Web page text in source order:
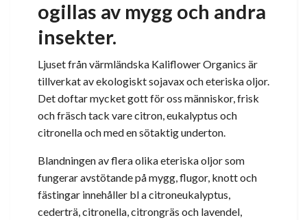
ogillas av mygg och andra
insekter.
Ljuset från värmländska Kaliflower Organics är
tillverkat av ekologiskt sojavax och eteriska oljor.
Det doftar mycket gott för oss människor, frisk
och fräsch tack vare citron, eukalyptus och
citronella och med en sötaktig underton.
Blandningen av flera olika eteriska oljor som
fungerar avstötande på mygg, flugor, knott och
fästingar innehåller bl a citroneukalyptus,
cederträ, citronella, citrongräs och lavendel,